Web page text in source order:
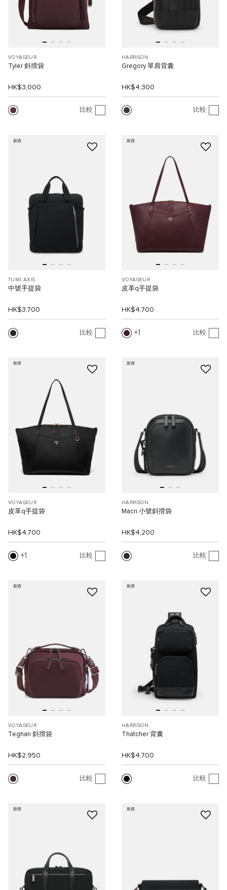
VOYAGEUR
Tyler 斜揹袋
HK$3,000
比較
HARRISON
Gregory 單肩背囊
HK$4,300
比較
新貨
TUMI AXIS
中號手提袋
HK$3,700
比較
新貨
VOYAGEUR
皮革q手提袋
HK$4,700
1 比較
新貨
VOYAGEUR
皮革q手提袋
HK$4,700
1 比較
新貨
HARRISON
Macri 小號斜揹袋
HK$4,200
比較
新貨
VOYAGEUR
Teghan 斜揹袋
HK$2,950
比較
新貨
HARRISON
Thatcher 背囊
HK$4,700
比較
新貨 新貨